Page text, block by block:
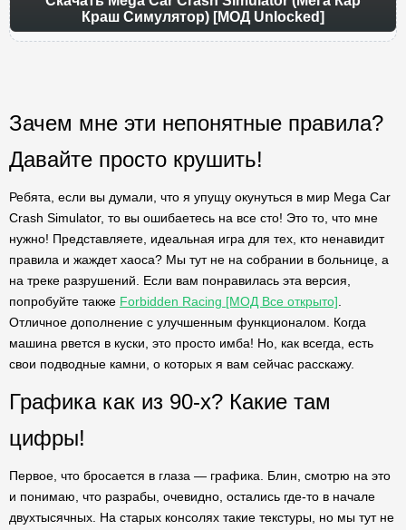
Краш Симулятор) [МОД Unlocked]
Зачем мне эти непонятные правила?
Давайте просто крушить!
Ребята, если вы думали, что я упущу окунуться в мир Mega Car
Crash Simulator, то вы ошибаетесь на все сто! Это то, что мне
нужно! Представляете, идеальная игра для тех, кто ненавидит
правила и жаждет хаоса? Мы тут не на собрании в больнице, а
на треке разрушений. Если вам понравилась эта версия,
попробуйте также Forbidden Racing [МОД Все открыто]
Отличное дополнение с улучшенным функционалом. Когда
машина рвется в куски, это просто имба! Но, как всегда, есть
свои подводные камни, о которых я вам сейчас расскажу.
Графика как из 90-х? Какие там
цифры!
Первое, что бросается в глаза — графика. Блин, смотрю на это
и понимаю, что разрабы, очевидно, остались где-то в начале
двухтысячных. На старых консолях такие текстуры, но мы тут не